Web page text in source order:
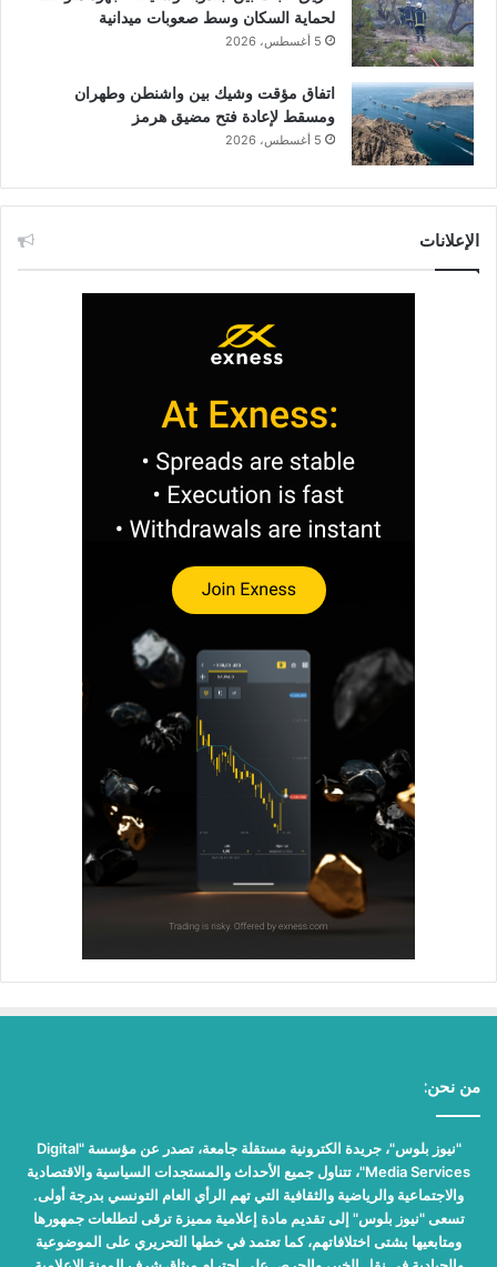
لحماية السكان وسط صعوبات ميدانية
5 أغسطس، 2026
اتفاق مؤقت وشيك بين واشنطن وطهران
ومسقط لإعادة فتح مضيق هرمز
5 أغسطس، 2026
الإعلانات
من نحن:
"نيوز بلوس"، جريدة الكترونية مستقلة جامعة، تصدر عن مؤسسة "Digital
Media Services"، تتناول جميع الأحداث والمستجدات السياسية والاقتصادية
والاجتماعية والرياضية والثقافية التي تهم الرأي العام التونسي بدرجة أولى.
تسعى "نيوز بلوس" إلى تقديم مادة إعلامية مميزة ترقى لتطلعات جمهورها
ومتابعيها بشتى اختلافاتهم، كما تعتمد في خطها التحريري على الموضوعية